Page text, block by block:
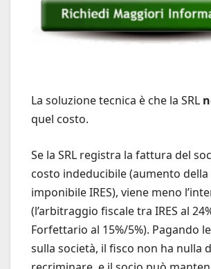
La soluzione tecnica è che la SRL
quel costo.
Se la SRL registra la fattura del
costo indeducibile (aumento della
imponibile IRES), viene meno
(l’arbitraggio fiscale tra IRES al
Forfettario al 15%/5%). Pagando
sulla società, il fisco non ha nulla